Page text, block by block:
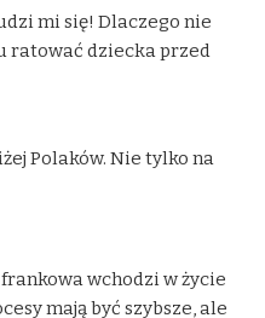
mi się! Dlaczego nie
ratować dziecka przed
Polaków. Nie tylko na
wchodzi w życie
mają być szybsze, ale